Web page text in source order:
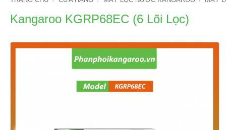
Kangaroo KGRP68EC (6 Lõi Lọc)